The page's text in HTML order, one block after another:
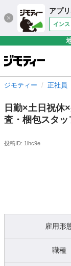
アプ
イン
ジモティー 正社員
日勤×土日祝休
査・梱包スタッ
投稿ID: 1lhc9e
雇用形
職種